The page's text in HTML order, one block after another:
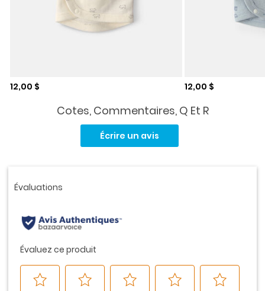
Prix de solde
12,00 $ Prix de solde
12,00 $
Cotes, Commentaires, Q Et R
la
Écrire un avis